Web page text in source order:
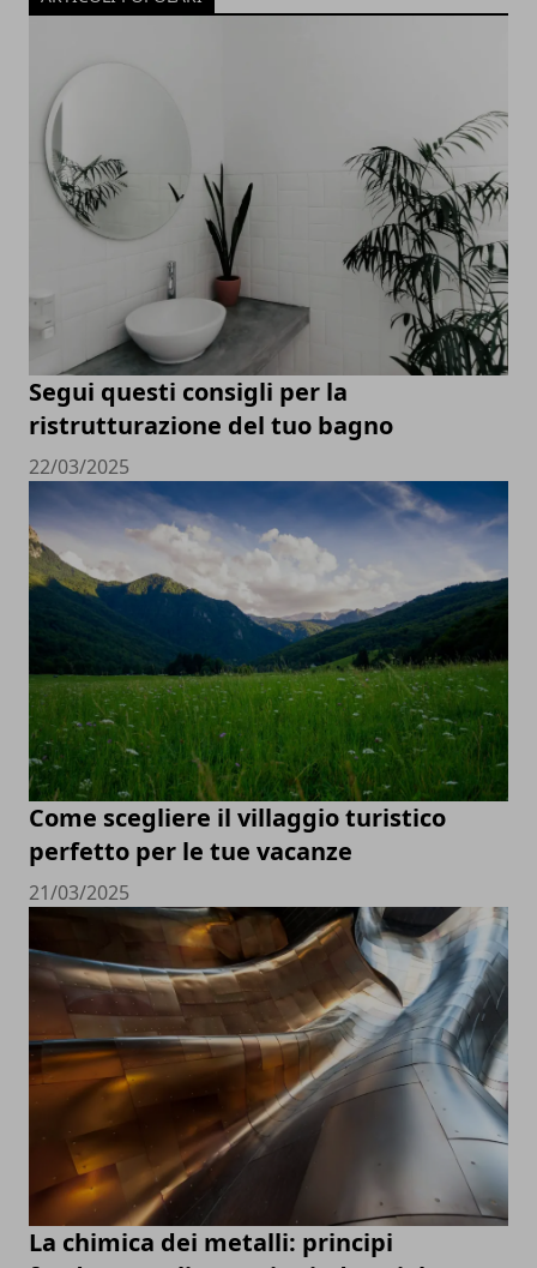
Segui questi consigli per la
ristrutturazione del tuo bagno
22/03/2025
Come scegliere il villaggio turistico
perfetto per le tue vacanze
21/03/2025
La chimica dei metalli: principi